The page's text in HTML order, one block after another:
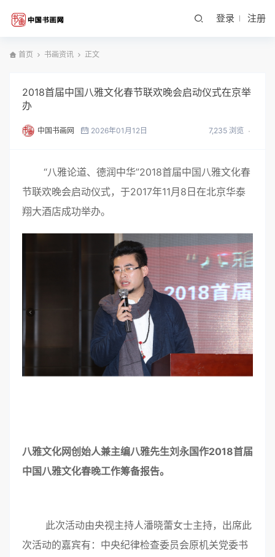
登录 注册
首页 书画资讯 正文
2018首届中国八雅文化春节联欢晚会启动仪式在京举
办
中国书画网 2026年01月12日 7,235 浏览
“八雅论道、德润中华”2018首届中国八雅文化春
节联欢晚会启动仪式，于2017年11月8日在北京华泰
翔大酒店成功举办。
八雅文化网创始人兼主编八雅先生刘永国作2018首届
中国八雅文化春晚工作筹备报告。
此次活动由央视主持人潘晓蕾女士主持，出席此
次活动的嘉宾有：中央纪律检查委员会原机关党委书